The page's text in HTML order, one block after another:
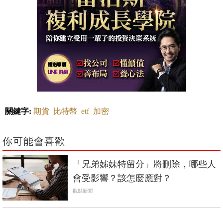
關鍵字: 期貨 比特幣 etf 加密
你可能會喜歡
「兄弟姊妹特留分」將刪除，哪些人
會受影響？該怎麼應對？
觀點新聞